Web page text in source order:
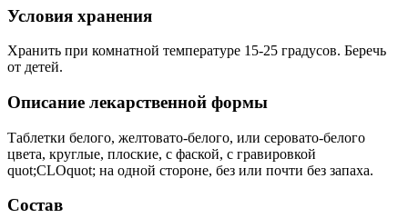
Условия хранения
Хранить при комнатной температуре 15-25 градусов. Беречь
от детей.
Описание лекарственной формы
Таблетки белого, желтовато-белого, или серовато-белого
цвета, круглые, плоские, с фаской, с гравировкой
quot;CLOquot; на одной стороне, без или почти без запаха.
Состав